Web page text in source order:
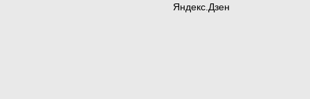
Яндекс.Дзен